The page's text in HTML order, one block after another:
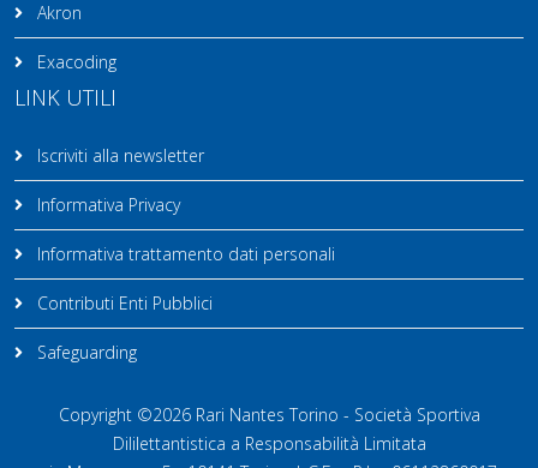
Akron
Exacoding
LINK UTILI
Iscriviti alla newsletter
Informativa Privacy
Informativa trattamento dati personali
Contributi Enti Pubblici
Safeguarding
Copyright ©2026 Rari Nantes Torino - Società Sportiva
Dililettantistica a Responsabilità Limitata